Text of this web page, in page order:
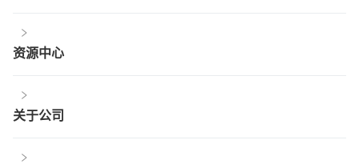
资源中心
关于公司